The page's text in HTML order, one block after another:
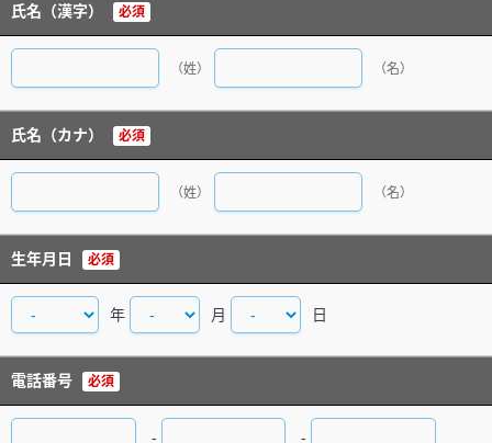
氏名（漢字） 必須
（姓） （名）
氏名（カナ） 必須
（姓） （名）
生年月日 必須
年 月 日
電話番号 必須
- -